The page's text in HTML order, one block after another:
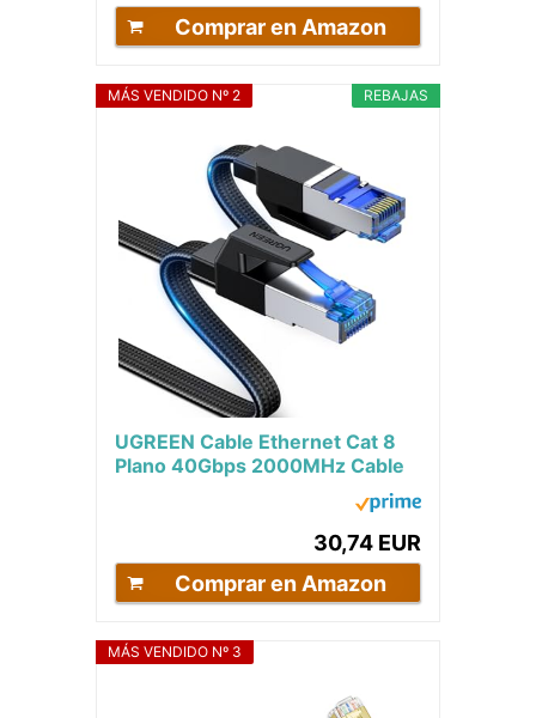
Comprar en Amazon
REBAJAS
MÁS VENDIDO Nº 2
UGREEN Cable Ethernet Cat 8
Plano 40Gbps 2000MHz Cable
Red RJ45 Cat8 Cable Internet
30,74 EUR
Comprar en Amazon
MÁS VENDIDO Nº 3